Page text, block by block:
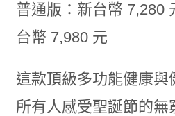
普通版：新台幣
台幣 7,980 元
這款頂級多功能健康與
所有人感受聖誕節的無